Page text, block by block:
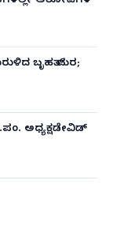
ಬೃಹತ್ ಮರ;
ಅಧ್ಯಕ್ಷಡೇವಿಡ್